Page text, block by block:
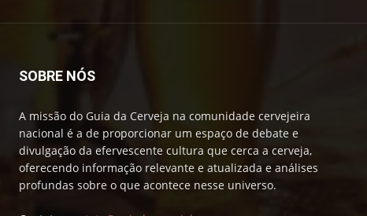
SOBRE NÓS
A missão do Guia da Cerveja na comunidade cervejeira
nacional é a de proporcionar um espaço de debate e
divulgação da efervescente cultura que cerca a cerveja,
oferecendo informação relevante e atualizada e análises
profundas sobre o que acontece nesse universo.